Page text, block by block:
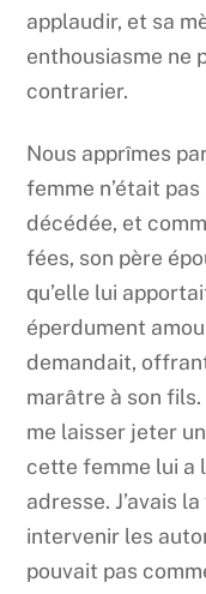
applaudir, et sa
enthousiasme ne
contrarier.
Nous apprîmes
femme n’était
décédée, et
fées, son père
qu’elle lui
éperdument
demandait,
marâtre à son fils.
me laisser jeter
cette femme lui a
adresse. J’avais
intervenir les
pouvait pas